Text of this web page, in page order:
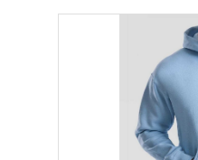
divisa
tipo di
apprezzata
promozione di
per
squadre e